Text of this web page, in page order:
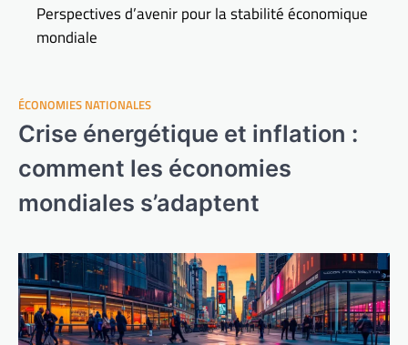
ÉCONOMIES NATIONALES
Crise énergétique et inflation :
comment les économies
mondiales s’adaptent
Perspectives d’avenir pour la stabilité économique
mondiale